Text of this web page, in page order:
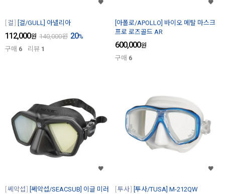
걸 [걸/GULL] 아넬리아
112,000원 140,000원 20%
구매 6 리뷰 1
[아폴로/APOLLO] 바이오 메탈 마스크
프로 로즈골드 AR
600,000원
구매 6
쎄악섭
[쎄악섭/SEACSUB] 이글 미러
투사 [투사/TUSA] M-212QW